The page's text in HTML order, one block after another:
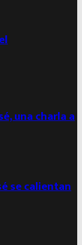
una charla a
se calientan